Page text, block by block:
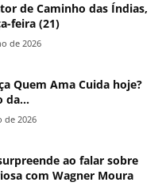
de Caminho das Índias,
feira (21)
de 2026
Quem Ama Cuida hoje?
da...
de 2026
ao falar sobre
com Wagner Moura